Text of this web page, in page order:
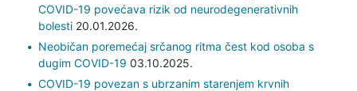
COVID-19 povećava rizik od neurodegenerativnih
bolesti20.01.2026.
Neobičan poremećaj srčanog ritma čest kod osoba s
dugim COVID-19 03.10.2025.
COVID-19 povezan s ubrzanim starenjem krvnih